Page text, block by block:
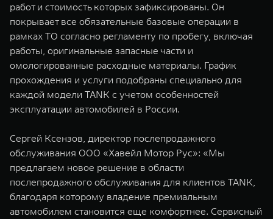
WEY 80
Масштаб возможностей
WEY 80
работ и стоимость которых зафиксированы. Он
покрывает все обязательные базовые операции в
рамках ТО согласно регламенту по пробегу, включая
работы, оригинальные запасные части и
омологированные расходные материалы. График
прохождения и услуги подобраны специально для
каждой модели TANK с учетом особенностей
эксплуатации автомобилей в России.
Сергей Ксензов, директор послепродажного
обслуживания ООО «Хавейл Мотор Рус»: «Мы
предлагаем новое решение в области
послепродажного обслуживания для клиентов TANK,
благодаря которому владение премиальным
автомобилем становится еще комфортнее. Сервисный